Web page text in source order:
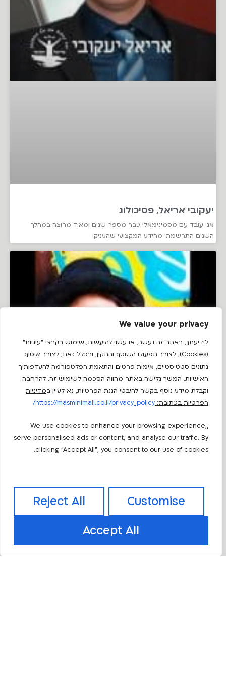
We value your privacy
לידיעתך, באתר זה נעשה, או עשוי להיעשות, שימוש בקבצי "עוגיות"
(Cookies), לצורך תפעולו השוטף והתקין, ובכלל זאת, לצורך איסוף
נתונים סטטיסטיים, אימות פרטים והתאמת הפלטפורמה להעדפותיך
האישיות. המשך גלישה באתר מהווה הסכמה לשימוש זה. להרחבה
וקבלת מידע נוסף בקשר להיבטי הגנת הפרטיות, נא לעיין במדיניות
הפרטיות בכתובת: https://masminimali.co.il/privacy_policy/
.
We use cookies to enhance your browsing experience,
serve personalised ads or content, and analyse our traffic. By
clicking "Accept All", you consent to our use of cookies.
Customise
Reject All
Accept All
יעקובי אריאל, פסיכולוג
אני עובד עם מסמינימאלי כבר מספר שנים ומאוד מרוצה במהלך
השנים התרשמתי מהידע המקצועי שהעניקו